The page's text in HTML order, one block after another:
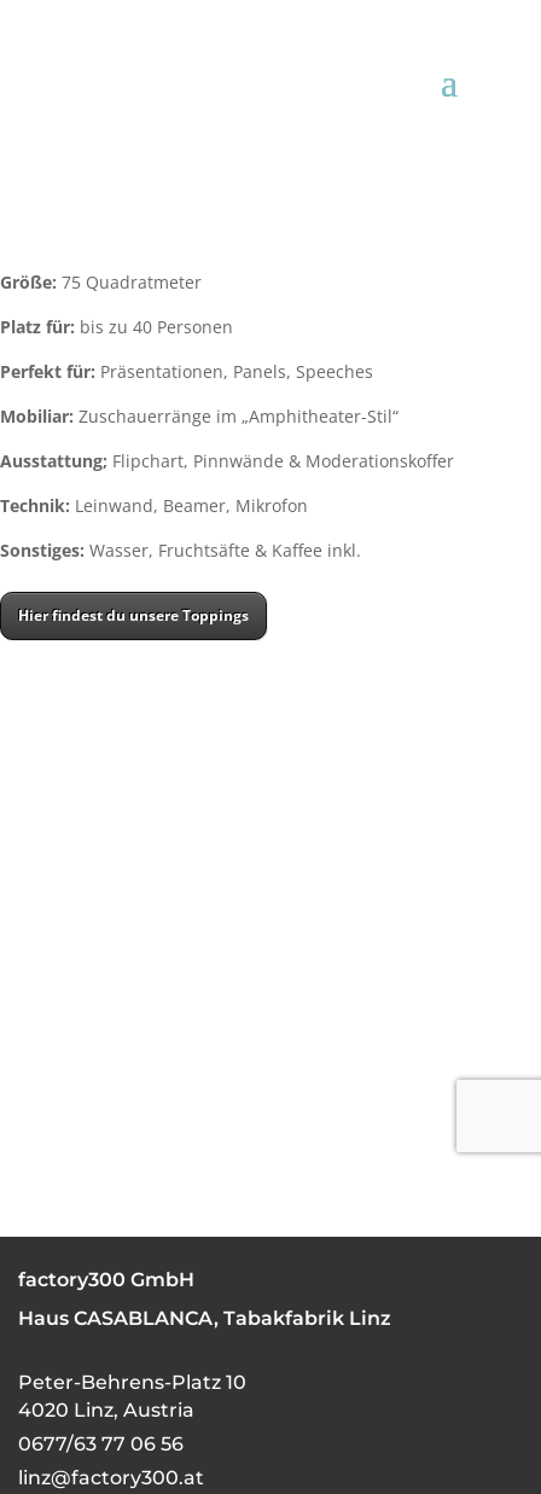
Größe: 75 Quadratmeter
Platz für: bis zu 40 Personen
Perfekt für: Präsentationen, Panels, Speeches
Mobiliar: Zuschauerränge im „Amphitheater-Stil“
Ausstattung; Flipchart, Pinnwände & Moderationskoffer
Technik: Leinwand, Beamer, Mikrofon
Sonstiges: Wasser, Fruchtsäfte & Kaffee inkl.
Hier findest du unsere Toppings
factory300 GmbH
Haus CASABLANCA, Tabakfabrik Linz
Peter-Behrens-Platz 10
4020 Linz, Austria
0677/63 77 06 56
linz@factory300.at